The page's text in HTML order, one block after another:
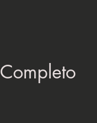
Completo